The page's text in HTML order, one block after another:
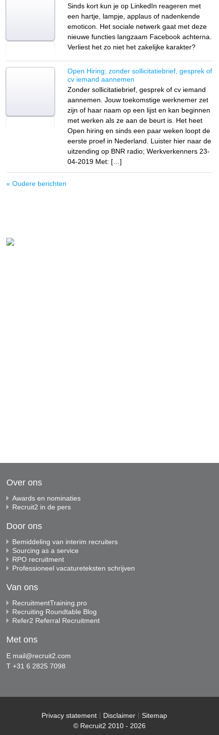
Sinds kort kun je op LinkedIn reageren met
een hartje, lampje, applaus of nadenkende
emoticon. Het sociale netwerk gaat met deze
nieuwe functies langzaam Facebook achterna.
Verliest het zo niet het zakelijke karakter?
Open Hiring; zonder sollicitatiebrief, gesprek of
cv iemand aannemen
Zonder sollicitatiebrief, gesprek of cv iemand
aannemen. Jouw toekomstige werknemer zet
zijn of haar naam op een lijst en kan beginnen
met werken als ze aan de beurt is. Het heet
Open hiring en sinds een paar weken loopt de
eerste proef in Nederland. Luister hier naar de
uitzending op BNR radio; Werkverkenners 23-
04-2019 Met: […]
« Oudere berichten
Over ons
Awards en nominaties
Recruit2 in de pers
Door ons
Bemiddeling van interim recruiters
Sourcing as a service
RPO recruitment
Professioneel vacatureteksten schrijven
Van ons
RecruitmentTraining.pro
Recruiting Roundtable Blog
Refer2 Referral Recruitment
Met ons
E mail@recruit2.com
T +31 6 2825 7098
Privacy statement Disclaimer
Sitemap
© Recruit2 2010 - 2026